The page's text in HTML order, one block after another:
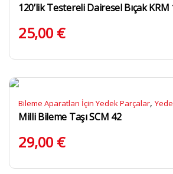
120’lik Testereli Dairesel Bıçak KRM
25,00 €
Bileme Aparatları İçin Yedek Parçalar,
Milli Bileme Taşı SCM 42
29,00 €